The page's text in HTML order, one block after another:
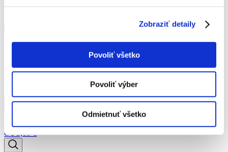
Zobraziť detaily
Povoliť všetko
Povoliť výber
Odmietnuť všetko
Podobné produkty
Kôš z prírodného vlákna
Od3,60€